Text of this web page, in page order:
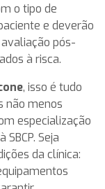
o tipo de
e deverão
pós-
à risca.
, isso é tudo
não menos
especialização
Seja
da clínica: